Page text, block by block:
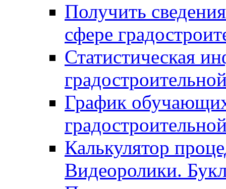
Получить
сфере
Статистическая
График
Калькулятор
Видеоролики.